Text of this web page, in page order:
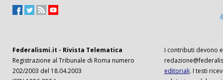
Federalismi.it - Rivista Telematica
Registrazione al Tribunale di Roma numero
202/2003 del 18.04.2003
I contributi devono
editoriali. I testi